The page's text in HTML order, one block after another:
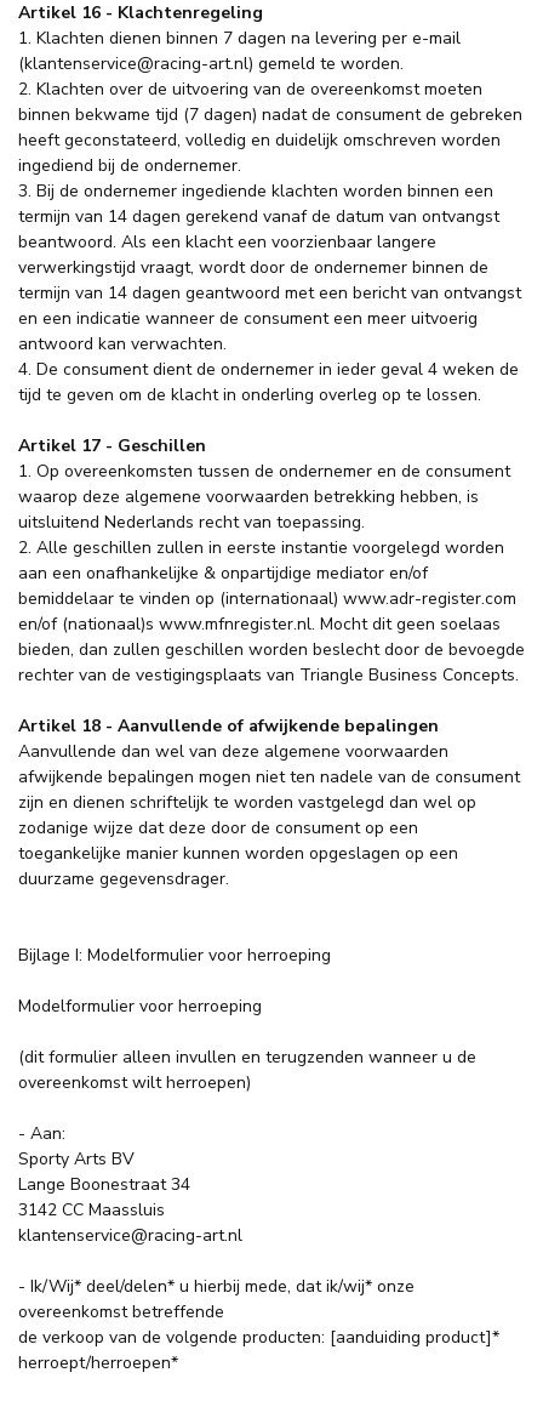
Artikel 16 - Klachtenregeling
1. Klachten dienen binnen 7 dagen na levering per e-mail
(klantenservice@racing-art.nl) gemeld te worden.
2. Klachten over de uitvoering van de overeenkomst moeten
binnen bekwame tijd (7 dagen) nadat de consument de gebreken
heeft geconstateerd, volledig en duidelijk omschreven worden
ingediend bij de ondernemer.
3. Bij de ondernemer ingediende klachten worden binnen een
termijn van 14 dagen gerekend vanaf de datum van ontvangst
beantwoord. Als een klacht een voorzienbaar langere
verwerkingstijd vraagt, wordt door de ondernemer binnen de
termijn van 14 dagen geantwoord met een bericht van ontvangst
en een indicatie wanneer de consument een meer uitvoerig
antwoord kan verwachten.
4. De consument dient de ondernemer in ieder geval 4 weken de
tijd te geven om de klacht in onderling overleg op te lossen.
Artikel 17 - Geschillen
1. Op overeenkomsten tussen de ondernemer en de consument
waarop deze algemene voorwaarden betrekking hebben, is
uitsluitend Nederlands recht van toepassing.
2. Alle geschillen zullen in eerste instantie voorgelegd worden
aan een onafhankelijke & onpartijdige mediator en/of
bemiddelaar te vinden op (internationaal) www.adr-register.com
en/of (nationaal)s www.mfnregister.nl. Mocht dit geen soelaas
bieden, dan zullen geschillen worden beslecht door de bevoegde
rechter van de vestigingsplaats van Triangle Business Concepts.
Artikel 18 - Aanvullende of afwijkende bepalingen
Aanvullende dan wel van deze algemene voorwaarden
afwijkende bepalingen mogen niet ten nadele van de consument
zijn en dienen schriftelijk te worden vastgelegd dan wel op
zodanige wijze dat deze door de consument op een
toegankelijke manier kunnen worden opgeslagen op een
duurzame gegevensdrager.
Bijlage I: Modelformulier voor herroeping
Modelformulier voor herroeping
(dit formulier alleen invullen en terugzenden wanneer u de
overeenkomst wilt herroepen)
- Aan:
Sporty Arts BV
Lange Boonestraat 34
3142 CC Maassluis
klantenservice@racing-art.nl
- Ik/Wij* deel/delen* u hierbij mede, dat ik/wij* onze
overeenkomst betreffende
de verkoop van de volgende producten: [aanduiding product]*
herroept/herroepen*